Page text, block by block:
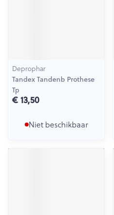
Deprophar
Tandex Tandenb Prothese
Tp
€ 13,50
Niet beschikbaar